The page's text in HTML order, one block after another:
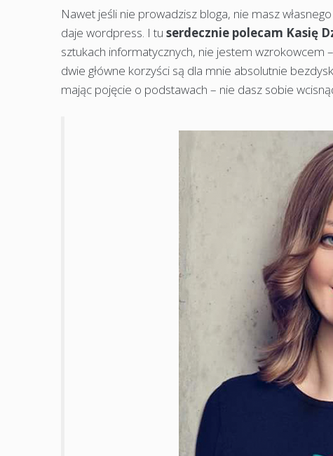
Nawet jeśli nie prowadzisz bloga, nie masz
daje wordpress. I tu serdecznie polecam Kasię
sztukach informatycznych, nie jestem wzrokowcem
dwie główne korzyści są dla mnie absolutnie
mając pojęcie o podstawach – nie dasz sobie